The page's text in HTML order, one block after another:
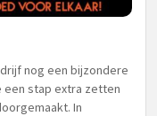
nog een bijzondere
stap extra zetten
In